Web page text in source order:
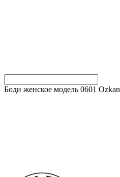
Боди женское модель 0601 Ozkan